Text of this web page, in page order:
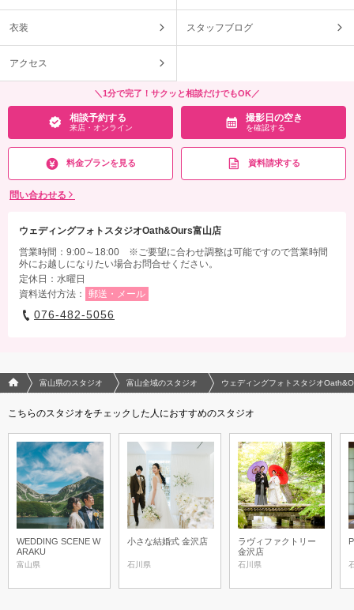
衣装 スタッフブログ
アクセス
＼1分で完了！サクッと相談だけでもOK／
相談予約する
来店・オンライン
撮影日の空き
を確認する
料金プランを見る 資料請求する
問い合わせる
ウェディングフォトスタジオOath&Ours富山店
営業時間：9:00～18:00 ※ご要望に合わせ調整は可能ですので営業時間
外にお越しになりたい場合お問合せください。
定休日：水曜日
資料送付方法：
郵送・メール
076-482-5056
フォトウエディング/結婚写真のPhotorait ホーム
富山県のスタジオ 富山全域のスタジオ ウェディングフォトスタジオ
こちらのスタジオをチェックした人におすすめのスタジオ
WEDDING SCENE W
ARAKU
富山県
小さな結婚式 金沢店
石川県
ラヴィファクトリー
金沢店
石川県